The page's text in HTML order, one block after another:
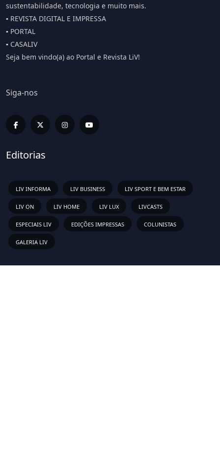
sustentabilidade, tecnologia e muito mais.
▪️ REVISTA DIGITAL E IMPRESSA
▪️ PORTAL
▪️ CASALIV
Seja bem vindo(a) ao Portal e Revista LiV!
Siga-nos
Editorias
LIV INFORMA LIV BUSINESS LIV SPORT E BEM ESTAR
LIV ON LIV HOME LIV LUX LIVCASTS
ESPECIAIS LIV EDIÇÕES IMPRESSAS COLUNISTAS
GALERIA LIV